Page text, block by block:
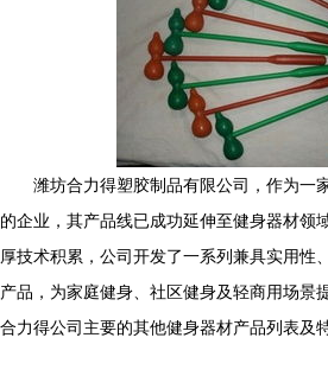
潍坊合力得塑胶制品有限公司，作为一
的企业，其产品线已成功延伸至健身器材领
厚技术积累，公司开发了一系列兼具实用性
产品，为家庭健身、社区健身及轻商用场景
合力得公司主要的其他健身器材产品列表及